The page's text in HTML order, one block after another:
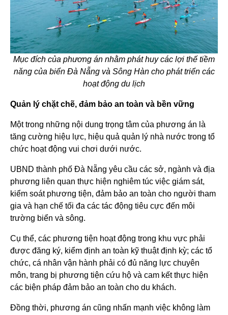
Mục đích của phương án nhằm phát huy các lợi thế tiềm
năng của biển Đà Nẵng và Sông Hàn cho phát triển các
hoạt động du lịch
Quản lý chặt chẽ, đảm bảo an toàn và bền vững
Một trong những nội dung trọng tâm của phương án là
tăng cường hiệu lực, hiệu quả quản lý nhà nước trong tổ
chức hoạt động vui chơi dưới nước.
UBND thành phố Đà Nẵng yêu cầu các sở, ngành và địa
phương liên quan thực hiện nghiêm túc việc giám sát,
kiểm soát phương tiện, đảm bảo an toàn cho người tham
gia và hạn chế tối đa các tác động tiêu cực đến môi
trường biển và sông.
Cụ thể, các phương tiện hoạt động trong khu vực phải
được đăng ký, kiểm định an toàn kỹ thuật định kỳ; các tổ
chức, cá nhân vận hành phải có đủ năng lực chuyên
môn, trang bị phương tiện cứu hộ và cam kết thực hiện
các biện pháp đảm bảo an toàn cho du khách.
Đồng thời, phương án cũng nhấn mạnh việc không làm